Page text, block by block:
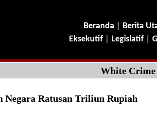
Beranda Berita
Eksekutif
Legislatif
White Crime
Negara Ratusan Triliun Rupiah